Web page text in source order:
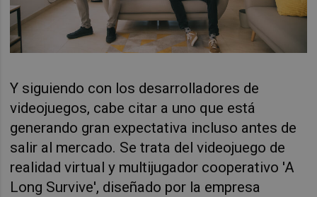
Y siguiendo con los desarrolladores de
videojuegos, cabe citar a uno que está
generando gran expectativa incluso antes de
salir al mercado. Se trata del videojuego de
realidad virtual y multijugador cooperativo 'A
Long Survive', diseñado por la empresa